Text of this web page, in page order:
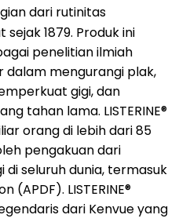
dari rutinitas
1879. Produk ini
penelitian ilmiah
mengurangi plak,
gigi, dan
tahan lama. LISTERINE®
orang di lebih dari 85
pengakuan dari
di seluruh dunia, termasuk
(APDF). LISTERINE®
dari Kenvue yang